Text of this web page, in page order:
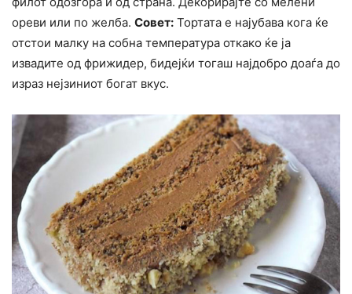
ореви или по желба. Совет: Тортата е најубава кога ќе
отстои малку на собна температура откако ќе ја
извадите од фрижидер, бидејќи тогаш најдобро доаѓа до
израз нејзиниот богат вкус.